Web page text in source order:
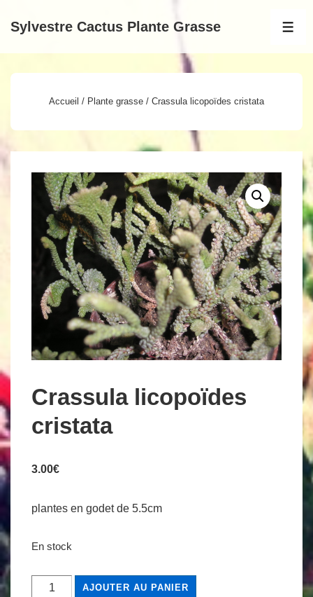
passer
Sylvestre Cactus Plante Grasse
Accueil / Plante grasse / Crassula licopoïdes cristata
Crassula licopoïdes
cristata
3.00€
plantes en godet de 5.5cm
En stock
quantité
AJOUTER AU PANIER